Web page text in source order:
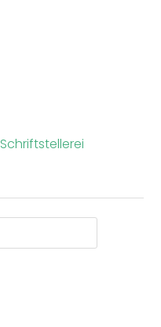
Schriftstellerei